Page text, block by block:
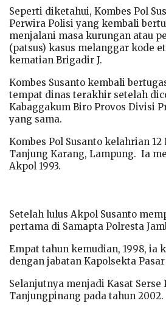
Seperti diketahui, Kombes Pol
Perwira Polisi yang kembali
menjalani masa kurungan atau
(patsus) kasus melanggar kode
kematian Brigadir J.
Kombes Susanto kembali
tempat dinas terakhir setelah
Kabaggakum Biro Provos Divisi
yang sama.
Kombes Pol Susanto kelahrian 12
Tanjung Karang, Lampung. Ia
Akpol 1993.
Setelah lulus Akpol Susanto
pertama di Samapta Polresta
Empat tahun kemudian, 1998, ia
dengan jabatan Kapolsekta
Selanjutnya menjadi Kasat Serse
Tanjungpinang pada tahun 2002.